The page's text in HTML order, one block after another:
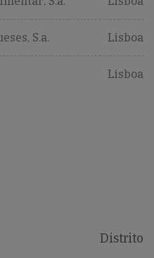
S.a. Lisboa
Lisboa
Distrito